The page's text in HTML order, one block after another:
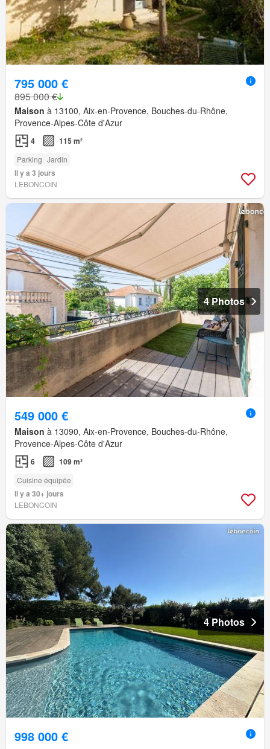
795 000 €
895 000 €
Maison à 13100, Aix-en-Provence, Bouches-du-Rhône,
Provence-Alpes-Côte d'Azur
4 115 m²
Parking Jardin
Il y a 3 jours
LEBONCOIN
4 Photos
549 000 €
Maison à 13090, Aix-en-Provence, Bouches-du-Rhône,
Provence-Alpes-Côte d'Azur
6 109 m²
Cuisine équipée
Il y a 30+ jours
LEBONCOIN
4 Photos
998 000 €